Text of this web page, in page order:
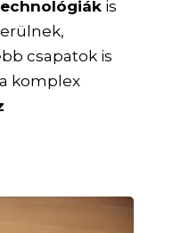
is
csapatok is
komplex